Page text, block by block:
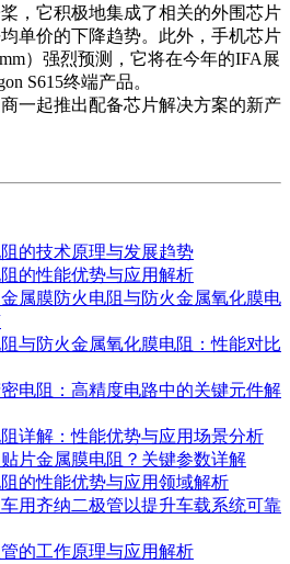
，它积极地集成了相关的外围芯片
单价的下降趋势。此外，手机芯片
）强烈预测，它将在今年的IFA展
S615终端产品。
一起推出配备芯片解决方案的新产
的技术原理与发展趋势
的性能优势与应用解析
属膜防火电阻与防火金属氧化膜电
与防火金属氧化膜电阻：性能对比
电阻：高精度电路中的关键元件解
详解：性能优势与应用场景分析
片金属膜电阻？关键参数详解
的性能优势与应用领域解析
用齐纳二极管以提升车载系统可靠
的工作原理与应用解析